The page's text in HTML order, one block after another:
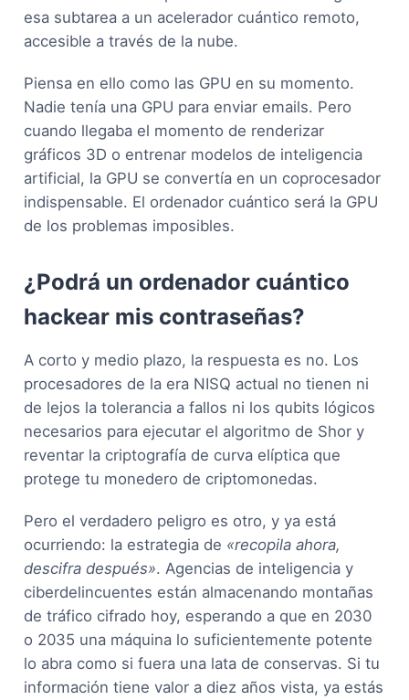
esa subtarea a un acelerador cuántico remoto,
accesible a través de la nube.
Piensa en ello como las GPU en su momento.
Nadie tenía una GPU para enviar emails. Pero
cuando llegaba el momento de renderizar
gráficos 3D o entrenar modelos de inteligencia
artificial, la GPU se convertía en un coprocesador
indispensable. El ordenador cuántico será la GPU
de los problemas imposibles.
¿Podrá un ordenador cuántico
hackear mis contraseñas?
A corto y medio plazo, la respuesta es no. Los
procesadores de la era NISQ actual no tienen ni
de lejos la tolerancia a fallos ni los qubits lógicos
necesarios para ejecutar el algoritmo de Shor y
reventar la criptografía de curva elíptica que
protege tu monedero de criptomonedas.
Pero el verdadero peligro es otro, y ya está
ocurriendo: la estrategia de «recopila ahora,
descifra después». Agencias de inteligencia y
ciberdelincuentes están almacenando montañas
de tráfico cifrado hoy, esperando a que en 2030
o 2035 una máquina lo suficientemente potente
lo abra como si fuera una lata de conservas. Si tu
información tiene valor a diez años vista, ya estás